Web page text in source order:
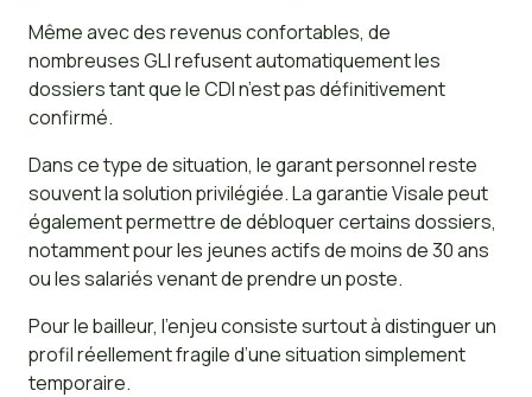
Même avec des revenus confortables, de
nombreuses GLI refusent automatiquement les
dossiers tant que le CDI n’est pas définitivement
confirmé.
Dans ce type de situation, le garant personnel reste
souvent la solution privilégiée. La garantie Visale peut
également permettre de débloquer certains dossiers,
notamment pour les jeunes actifs de moins de 30 ans
ou les salariés venant de prendre un poste.
Pour le bailleur, l’enjeu consiste surtout à distinguer un
profil réellement fragile d’une situation simplement
temporaire.